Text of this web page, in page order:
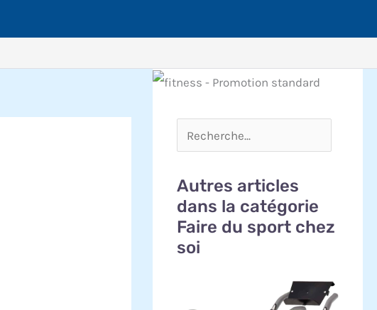
Autres articles
dans la catégorie
Faire du sport chez
soi